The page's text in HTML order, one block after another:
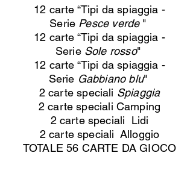
12 carte “Tipi da spiaggia -
Serie Pesce verde "
12 carte “Tipi da spiaggia -
Serie Sole rosso"
12 carte “Tipi da spiaggia -
Serie Gabbiano blu"
2 carte speciali Spiaggia
2 carte speciali Camping
2 carte speciali Lidi
2 carte speciali Alloggio
TOTALE 56 CARTE DA GIOCO